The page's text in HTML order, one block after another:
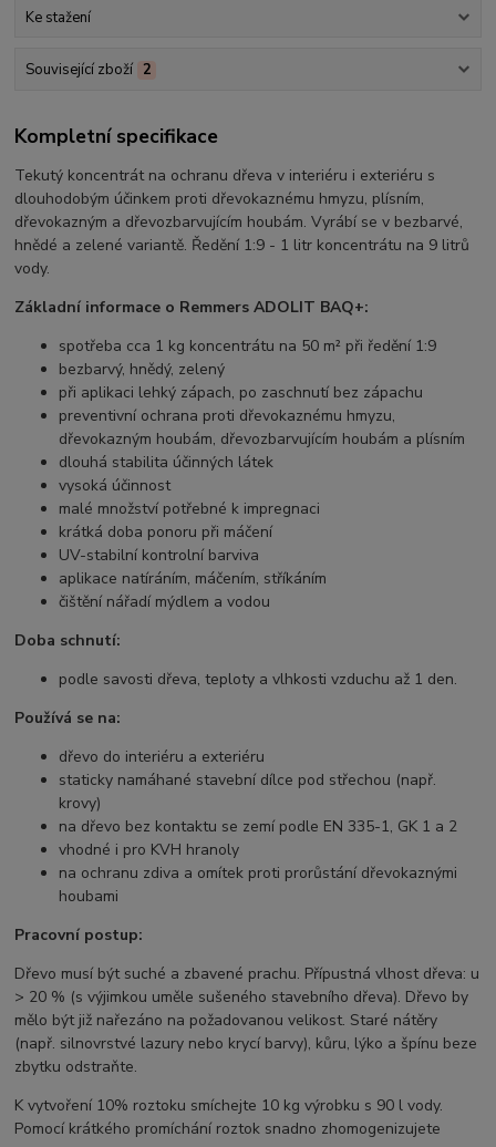
Ke stažení
Související zboží 2
Kompletní specifikace
Tekutý koncentrát na ochranu dřeva v interiéru i exteriéru s
dlouhodobým účinkem proti dřevokaznému hmyzu, plísním,
dřevokazným a dřevozbarvujícím houbám. Vyrábí se v bezbarvé,
hnědé a zelené variantě. Ředění 1:9 - 1 litr koncentrátu na 9 litrů
vody.
Základní informace o Remmers ADOLIT BAQ+:
spotřeba cca 1 kg koncentrátu na 50 m² při ředění 1:9
bezbarvý, hnědý, zelený
při aplikaci lehký zápach, po zaschnutí bez zápachu
preventivní ochrana proti dřevokaznému hmyzu,
dřevokazným houbám, dřevozbarvujícím houbám a plísním
dlouhá stabilita účinných látek
vysoká účinnost
malé množství potřebné k impregnaci
krátká doba ponoru při máčení
UV-stabilní kontrolní barviva
aplikace natíráním, máčením, stříkáním
čištění nářadí mýdlem a vodou
Doba schnutí:
podle savosti dřeva, teploty a vlhkosti vzduchu až 1 den.
Používá se na:
dřevo do interiéru a exteriéru
staticky namáhané stavební dílce pod střechou (např.
krovy)
na dřevo bez kontaktu se zemí podle EN 335-1, GK 1 a 2
vhodné i pro KVH hranoly
na ochranu zdiva a omítek proti prorůstání dřevokaznými
houbami
Pracovní postup:
Dřevo musí být suché a zbavené prachu. Přípustná vlhost dřeva: u
> 20 % (s výjimkou uměle sušeného stavebního dřeva). Dřevo by
mělo být již nařezáno na požadovanou velikost. Staré nátěry
(např. silnovrstvé lazury nebo krycí barvy), kůru, lýko a špínu beze
zbytku odstraňte.
K vytvoření 10% roztoku smíchejte 10 kg výrobku s 90 l vody.
Pomocí krátkého promíchání roztok snadno zhomogenizujete